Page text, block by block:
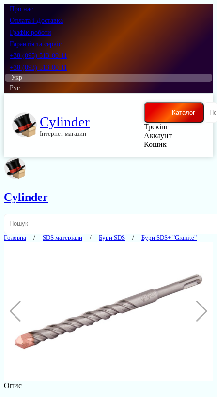
Про нас
Оплата і Доставка
Графік роботи
Гарантія та сервіс
+38 (095) 513-00-11
+38 (093) 513-00-11
Укр
Рус
Cylinder
Інтернет магазин
Каталог
Трекінг
Аккаунт
Кошик
Cylinder
Головна SDS матеріали Бури SDS Бури SDS+ "Granite"
Опис